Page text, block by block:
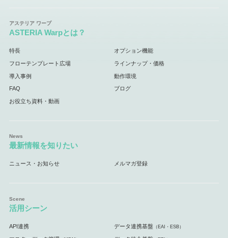
ASTERIA Warpとは？
特長 オプション機能
フローテンプレート広場 ラインナップ・価格
導入事例 動作環境
FAQ ブログ
お役立ち資料・動画
最新情報を知りたい
ニュース・お知らせ メルマガ登録
活用シーン
API連携 データ連携基盤 （EAI・ESB）